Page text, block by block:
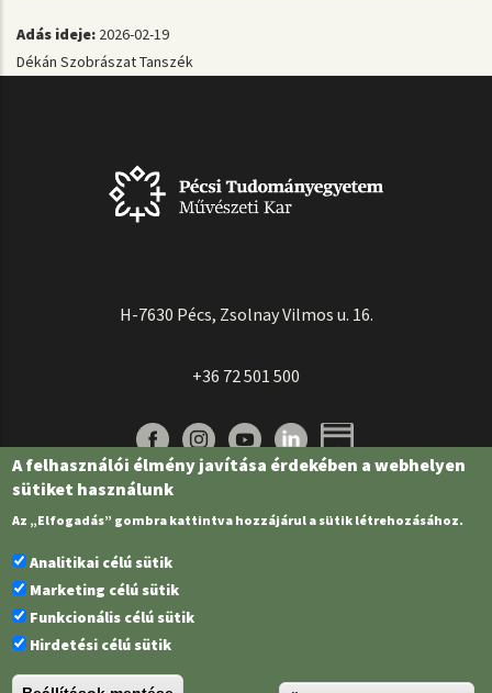
Adás ideje: 2026-02-19
Dékán Szobrászat Tanszék
H-7630 Pécs, Zsolnay Vilmos u. 16.
+36 72 501 500
Pécsi Tudományegyetem | Kancellária |
A felhasználói élmény javítása érdekében a webhelyen
sütiket használunk
Az „Elfogadás” gombra kattintva hozzájárul a sütik létrehozásához.
Analitikai célú sütik
Marketing célú sütik
Funkcionális célú sütik
Hirdetési célú sütik